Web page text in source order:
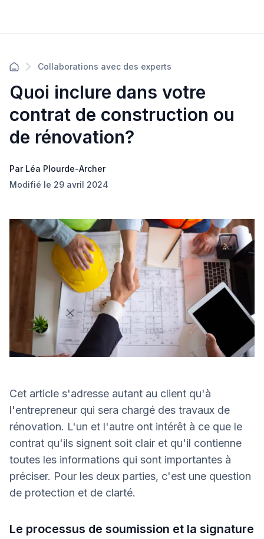
Collaborations avec des experts
Quoi inclure dans votre
contrat de construction ou
de rénovation?
Par Léa Plourde-Archer
Modifié le 29 avril 2024
Cet article s'adresse autant au client qu'à
l'entrepreneur qui sera chargé des travaux de
rénovation. L'un et l'autre ont intérêt à ce que le
contrat qu'ils signent soit clair et qu'il contienne
toutes les informations qui sont importantes à
préciser. Pour les deux parties, c'est une question
de protection et de clarté.
Le processus de soumission et la signature